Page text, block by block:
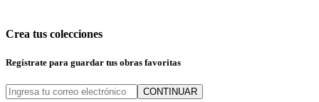
Crea tus colecciones
Regístrate para guardar tus obras favoritas
CONTINUAR